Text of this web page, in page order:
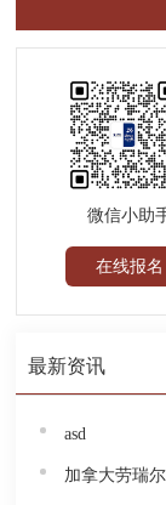
微信小助
在线报名
最新资讯
asd
加拿大劳瑞